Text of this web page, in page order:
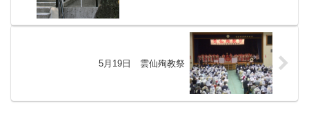
5月19日 雲仙殉教祭